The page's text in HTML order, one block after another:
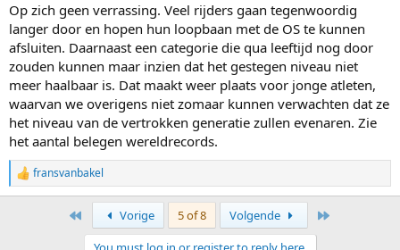
Op zich geen verrassing. Veel rijders gaan tegenwoordig
langer door en hopen hun loopbaan met de OS te kunnen
afsluiten. Daarnaast een categorie die qua leeftijd nog door
zouden kunnen maar inzien dat het gestegen niveau niet
meer haalbaar is. Dat maakt weer plaats voor jonge atleten,
waarvan we overigens niet zomaar kunnen verwachten dat ze
het niveau van de vertrokken generatie zullen evenaren. Zie
het aantal belegen wereldrecords.
R
e
fransvanbakel
Vorige 5 of 8 Volgende